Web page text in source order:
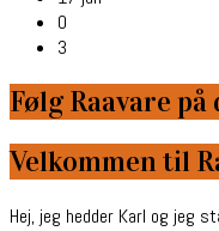
0
3
Følg Raavare
Velkommen til
Hej, jeg hedder Karl og jeg